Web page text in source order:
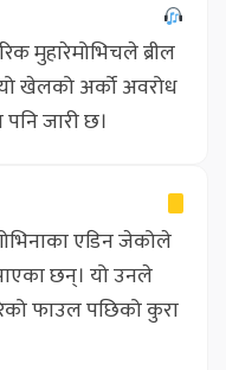
मुहारेमोभिचले ब्रील
खेलको अर्को अवरोध
जारी छ।
एडिन जेकोले
छन्। यो उनले
फाउल पछिको कुरा